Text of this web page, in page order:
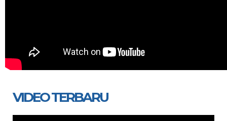
VIDEO TERBARU